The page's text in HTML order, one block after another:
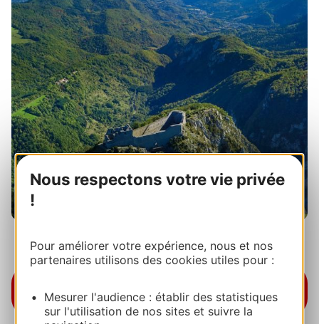
Nous respectons votre vie privée
!
Pour améliorer votre expérience, nous et nos
partenaires utilisons des cookies utiles pour :
Mesurer l'audience : établir des statistiques
sur l'utilisation de nos sites et suivre la
véloroutes d'Occitanie